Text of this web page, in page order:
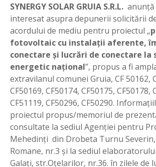
SYNERGY SOLAR GRUIA S.R.L.
interesat asupra depunerii solicitării
acordului de mediu pentru proiectul „
fotovoltaic cu instalaţii aferente,
conectare şi lucrări de conectare la
energetic naţional”, propus a fi
extravilanul comunei Gruia, CF 50162,
CF50169, CF50174, CF50175, CF50178,
CF51119, CF50296, CF50290.
proiectul propus/memoriul de
consultate la sediul Agenţiei pentru
Mehedinţi din Drobeta Turnu
Romane, nr.3 şi la sediul
Galaţi, str.Oţelarilor, nr.36. în zilele de